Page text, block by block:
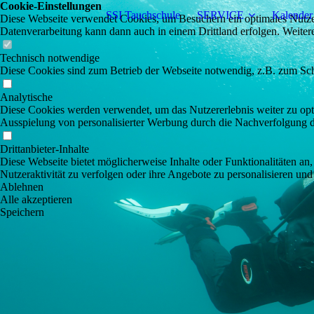
SSI Tauchschule SERVICE
Cookie-Einstellungen
Diese Webseite verwendet Cookies, um Besuchern ein optimales
Datenverarbeitung kann dann auch in einem Drittland erfolgen.
Technisch notwendige
Diese Cookies sind zum Betrieb der Webseite notwendig, z.B. zum
Analytische
Diese Cookies werden verwendet, um das Nutzererlebnis weiter zu
Ausspielung von personalisierter Werbung durch die Nachverfolgung
Drittanbieter-Inhalte
Diese Webseite bietet möglicherweise Inhalte oder Funktionalitäten
Nutzeraktivität zu verfolgen oder ihre Angebote zu personalisieren
Ablehnen
Alle akzeptieren
Speichern